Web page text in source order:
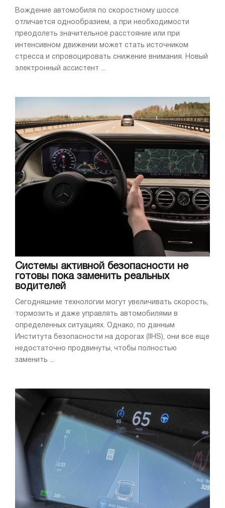
Вождение автомобиля по скоростному шоссе
отличается однообразием, а при необходимости
преодолеть значительное расстояние или при
интенсивном движении может стать источником
стресса и спровоцировать снижение внимания. Новый
электронный ассистент ...
Системы активной безопасности не
готовы пока заменить реальных
водителей
Сегодняшние технологии могут увеличивать скорость,
тормозить и даже управлять автомобилями в
определенных ситуациях. Однако, по данным
Института безопасности на дорогах (IIHS), они все еще
недостаточно продвинуты, чтобы полностью
заменить ...